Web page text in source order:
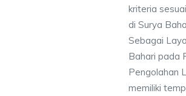
kriteria
di Surya
Sebagai
Bahari pada
Pengolahan
memiliki